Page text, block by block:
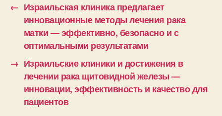
← Израильская клиника предлагает
инновационные методы лечения рака
матки — эффективно, безопасно и с
оптимальными результатами
→ Израильские клиники и достижения в
лечении рака щитовидной железы —
инновации, эффективность и качество для
пациентов